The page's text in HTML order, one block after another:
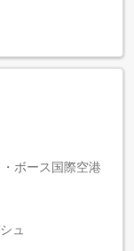
ボース国際空港
ュ